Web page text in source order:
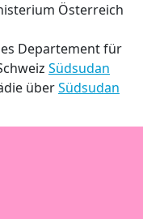
Österreich
Departement für
Südsudan
überSüdsudan